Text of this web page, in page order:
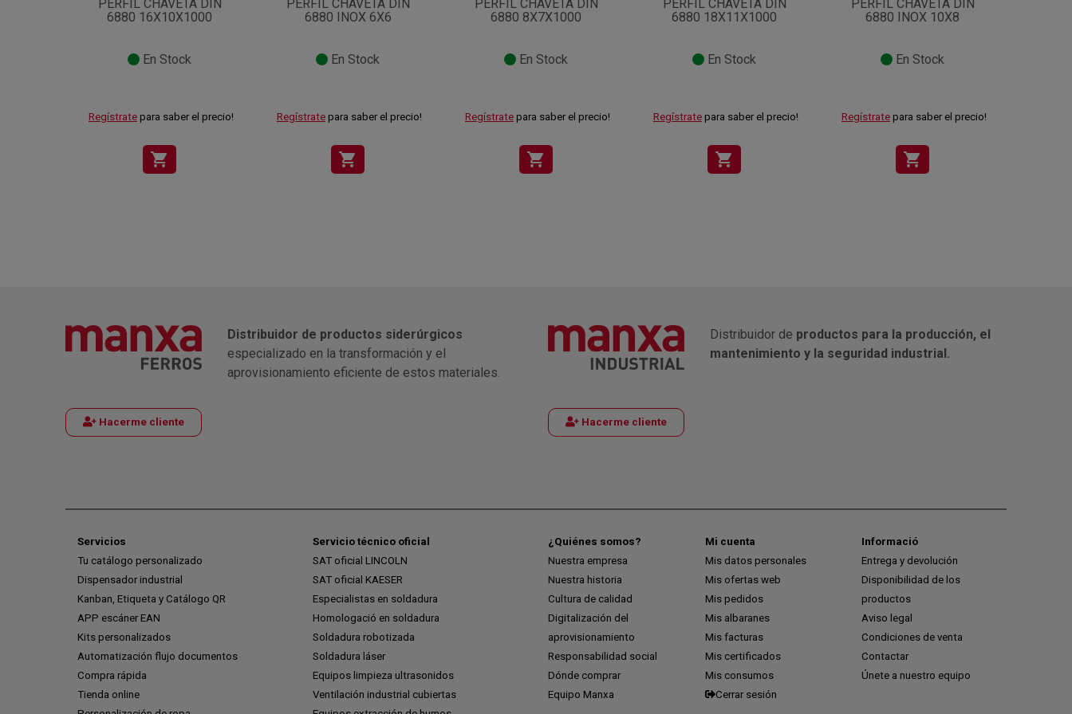
PERFIL CHAVETA DIN
6880 16X10X1000
En Stock
Regístrate para saber el precio!
shopping_cart
PERFIL CHAVETA DIN
6880 INOX 6X6
En Stock
Regístrate para saber el precio!
shopping_cart
PERFIL CHAVETA DIN
6880 8X7X1000
En Stock
Regístrate para saber el precio!
shopping_cart
PERFIL CHAVETA DIN
6880 18X11X1000
En Stock
Regístrate para saber el precio!
shopping_cart
PERFIL CHAVETA DIN
6880 INOX 10X8
En Stock
Regístrate para saber el precio!
shopping_cart
Hacerme cliente
Distribuidor de productos siderúrgicos
especializado en la transformación y el
aprovisionamiento eficiente de estos materiales.
Hacerme cliente
Distribuidor de productos para la producción, el
mantenimiento y la seguridad industrial.
Servicios
Tu catálogo personalizado
Dispensador industrial
Kanban, Etiqueta y Catálogo QR
APP escáner EAN
Kits personalizados
Automatización flujo documentos
Compra rápida
Tienda online
Servicio técnico oficial
SAT oficial LINCOLN
SAT oficial KAESER
Especialistas en soldadura
Homologació en soldadura
Soldadura robotizada
Soldadura láser
Equipos limpieza ultrasonidos
Ventilación industrial cubiertas
¿Quiénes somos?
Nuestra empresa
Nuestra historia
Cultura de calidad
Digitalización del
aprovisionamiento
Responsabilidad social
Dónde comprar
Equipo Manxa
Mi cuenta
Mis datos personales
Mis ofertas web
Mis pedidos
Mis albaranes
Mis facturas
Mis certificados
Mis consumos
Cerrar sesión
Informació
Entrega y devolución
Disponibilidad de los
productos
Aviso legal
Condiciones de venta
Contactar
Únete a nuestro equipo